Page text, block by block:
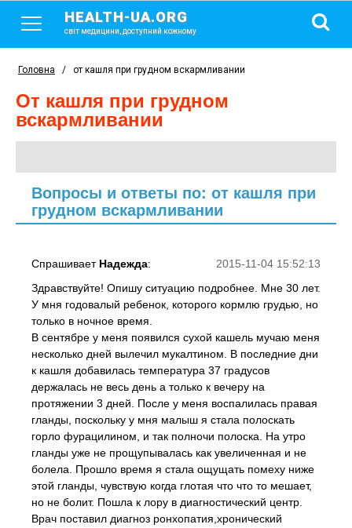
HEALTH-UA.ORG
світ медицини, доступний кожному
Головна / от кашля при грудном вскармливании
от кашля при грудном
вскармливании
Вопросы и ответы по: от кашля при
грудном вскармливании
2015-11-04 15:52:13
Спрашивает Надежда:
Здравствуйте! Опишу ситуацию подробнее. Мне 30 лет.
У мня годовалый ребенок, которого кормлю грудью, но
только в ночное время.
В сентябре у меня появился сухой кашель мучаю меня
несколько дней вылечил мукалтином. В последние дни
к кашля добавилась температура 37 градусов
держалась не весь день а только к вечеру на
протяжении 3 дней. После у меня воспалилась правая
гланды, поскольку у мня малыш я стала полоскать
горло фурацилином, и так полночи полоска. На утро
гланды уже не прощупывалась как увеличенная и не
болела. Прошло время я стала ощущать помеху ниже
этой гланды, чувствую когда глотая что что то мешает,
но не болит. Пошла к лору в диагностический центр.
Врач поставил диагноз ронхопатия,хронический